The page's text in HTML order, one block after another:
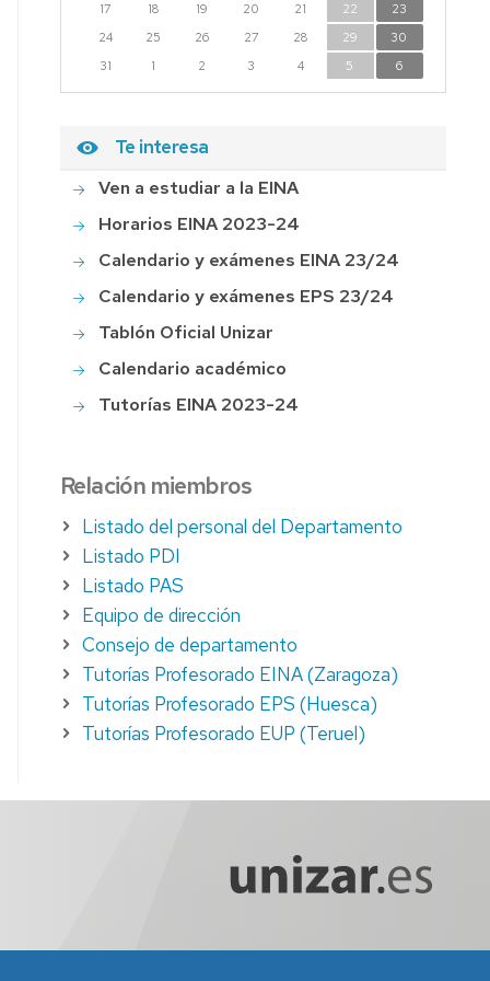
17
18 19 20 21 22
23
24
25 26 27 28 29
30
31
1 2 3 4 5 6
Te interesa
Ven a estudiar a la EINA
Horarios EINA 2023-24
Calendario y exámenes EINA 23/24
Calendario y exámenes EPS 23/24
Tablón Oficial Unizar
Calendario académico
Tutorías EINA 2023-24
Relación miembros
Listado del personal del Departamento
Listado PDI
Listado PAS
Equipo de dirección
Consejo de departamento
Tutorías Profesorado EINA (Zaragoza)
Tutorías Profesorado EPS (Huesca)
Tutorías Profesorado EUP (Teruel)